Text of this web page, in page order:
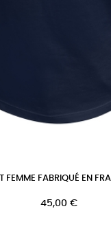
FEMME FABRIQUÉ EN
Prix
45,00 €